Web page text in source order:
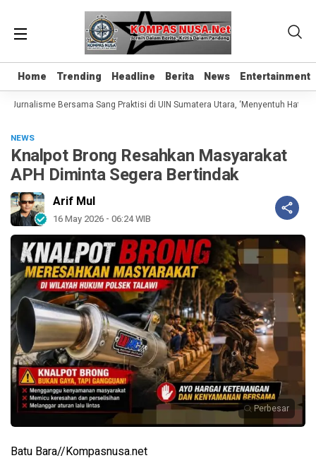
Home Trending Headline Berita News Entertainment
Home Trending Headline Berita News Entertainment
Jurnalisme Bersama Sang Praktisi di UIN Sumatera Utara, ‘Menyentuh Hati
NEWS
Knalpot Brong Resahkan Masyarakat
APH Diminta Segera Bertindak
Arif Mul
16 May 2026 - 06:24 WIB
Perbesar
Batu Bara//Kompasnusa.net